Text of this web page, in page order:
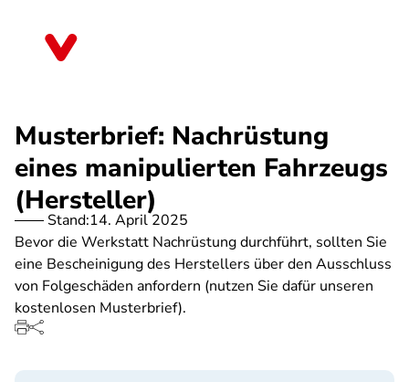
Musterbrief: Nachrüstung
eines manipulierten Fahrzeugs
(Hersteller)
Stand:14. April 2025
Bevor die Werkstatt Nachrüstung durchführt, sollten Sie
eine Bescheinigung des Herstellers über den Ausschluss
von Folgeschäden anfordern (nutzen Sie dafür unseren
kostenlosen Musterbrief).